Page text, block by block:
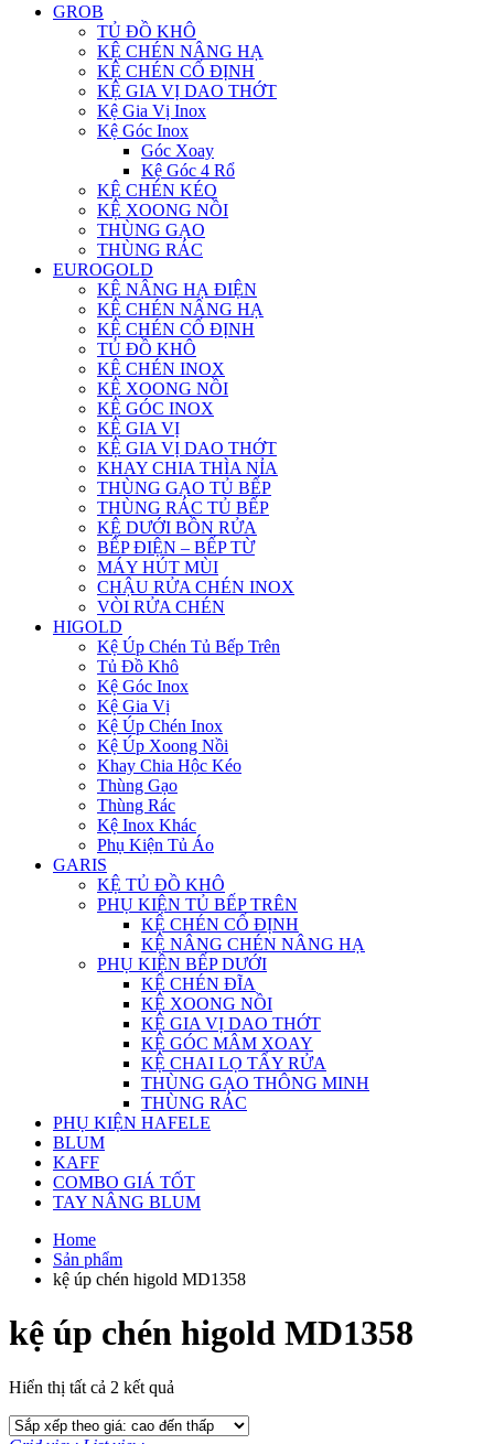
GROB
TỦ ĐỒ KHÔ
KỆ CHÉN NÂNG HẠ
KỆ CHÉN CỐ ĐỊNH
KỆ GIA VỊ DAO THỚT
Kệ Gia Vị Inox
Kệ Góc Inox
Góc Xoay
Kệ Góc 4 Rổ
KỆ CHÉN KÉO
KỆ XOONG NỒI
THÙNG GẠO
THÙNG RÁC
EUROGOLD
KỆ NÂNG HẠ ĐIỆN
KỆ CHÉN NÂNG HẠ
KỆ CHÉN CỐ ĐỊNH
TỦ ĐỒ KHÔ
KỆ CHÉN INOX
KỆ XOONG NỒI
KỆ GÓC INOX
KỆ GIA VỊ
KỆ GIA VỊ DAO THỚT
KHAY CHIA THÌA NỈA
THÙNG GẠO TỦ BẾP
THÙNG RÁC TỦ BẾP
KỆ DƯỚI BỒN RỬA
BẾP ĐIỆN – BẾP TỪ
MÁY HÚT MÙI
CHẬU RỬA CHÉN INOX
VÒI RỬA CHÉN
HIGOLD
Kệ Úp Chén Tủ Bếp Trên
Tủ Đồ Khô
Kệ Góc Inox
Kệ Gia Vị
Kệ Úp Chén Inox
Kệ Úp Xoong Nồi
Khay Chia Hộc Kéo
Thùng Gạo
Thùng Rác
Kệ Inox Khác
Phụ Kiện Tủ Áo
GARIS
KỆ TỦ ĐỒ KHÔ
PHỤ KIỆN TỦ BẾP TRÊN
KỆ CHÉN CỐ ĐỊNH
KỆ NÂNG CHÉN NÂNG HẠ
PHỤ KIỆN BẾP DƯỚI
KỆ CHÉN ĐĨA
KỆ XOONG NỒI
KỆ GIA VỊ DAO THỚT
KỆ GÓC MÂM XOAY
KỆ CHAI LỌ TẨY RỬA
THÙNG GẠO THÔNG MINH
THÙNG RÁC
PHỤ KIỆN HAFELE
BLUM
KAFF
COMBO GIÁ TỐT
TAY NÂNG BLUM
Home
Sản phẩm
kệ úp chén higold MD1358
kệ úp chén higold MD1358
Hiển thị tất cả 2 kết quả
xếp